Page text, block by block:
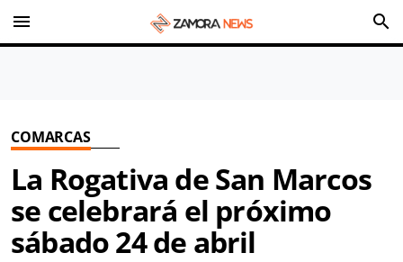
menu search
COMARCAS
La Rogativa de San Marcos
se celebrará el próximo
sábado 24 de abril